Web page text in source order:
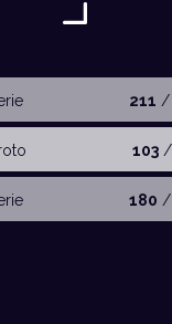
211 /
103/
180 /